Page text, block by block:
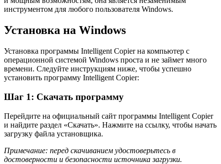
инструментом для любого пользователя Windows.
Установка на Windows
Установка программы Intelligent Copier на компьютер с
операционной системой Windows проста и не займет много
времени. Следуйте инструкциям ниже, чтобы успешно
установить программу Intelligent Copier:
Шаг 1: Скачать программу
Перейдите на официальный сайт программы Intelligent Copier
и найдите раздел «Скачать». Нажмите на ссылку, чтобы начать
загрузку файла установщика.
Примечание: перед скачиванием удостоверьтесь в
достоверности и безопасности источника загрузки.